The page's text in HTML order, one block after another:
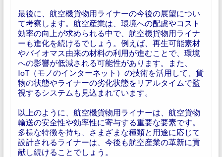
最後に、航空機貨物用ライナーの今後の展望につい
て考察します。航空産業は、環境への配慮やコスト
効率の向上が求められる中で、航空機貨物用ライナ
ーも進化を続けるでしょう。例えば、再生可能素材
やバイオマス由来の材料の利用が進むことで、環境
への影響が低減される可能性があります。また、
IoT（モノのインターネット）の技術を活用して、貨
物の状態やライナーの劣化状態をリアルタイムで監
視するシステムも見込まれています。
以上のように、航空機貨物用ライナーは、航空貨物
輸送の安全性や効率性に寄与する重要な要素です。
多様な特徴を持ち、さまざまな種類と用途に応じて
設計されるライナーは、今後も航空産業の革新に貢
献し続けることでしょう。